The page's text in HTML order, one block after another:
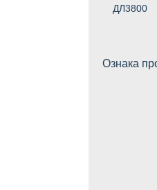
ДЛ3800
Ознака